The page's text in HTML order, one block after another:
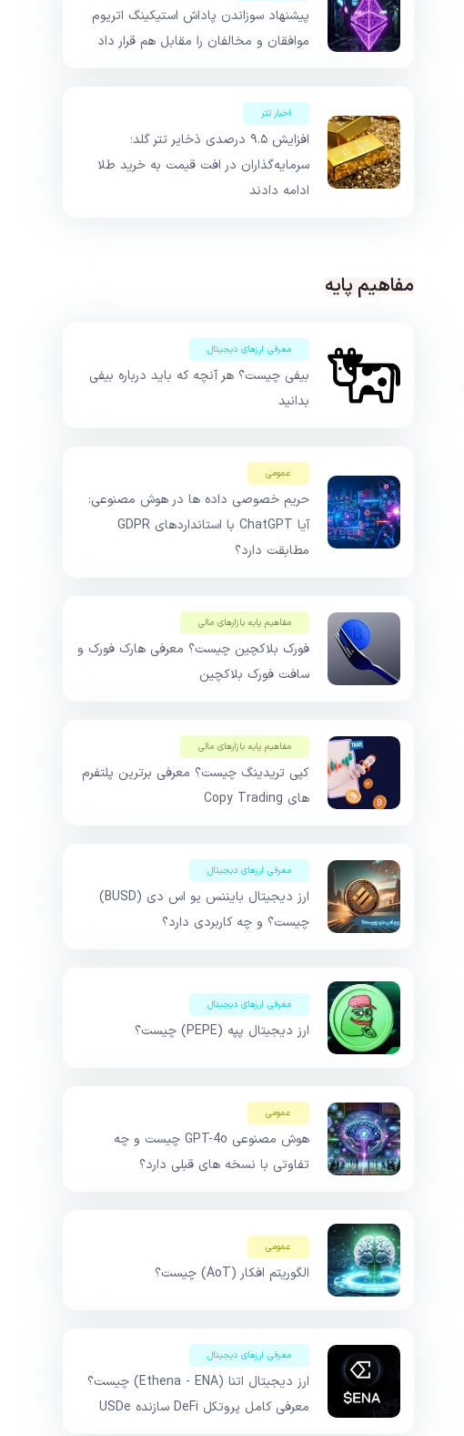
پیشنهاد سوزاندن پاداش استیکینگ اتریوم
موافقان و مخالفان را مقابل هم قرار داد
اخبار تتر
افزایش ۹.۵ درصدی ذخایر تتر گلد؛
سرمایه‌گذاران در افت قیمت به خرید طلا
ادامه دادند
مفاهیم پایه
معرفی ارزهای دیجیتال
بیفی چیست؟ هر آنچه که باید درباره بیفی
بدانید
عمومی
حریم خصوصی داده ها در هوش مصنوعی:
آیا ChatGPT با استانداردهای GDPR
مطابقت دارد؟
مفاهیم پایه بازار‌های مالی
فورک بلاکچین چیست؟ معرفی هارک فورک و
سافت فورک بلاکچین
مفاهیم پایه بازار‌های مالی
کپی تریدینگ چیست؟ معرفی برترین پلتفرم
های Copy Trading
معرفی ارزهای دیجیتال
ارز دیجیتال بایننس یو اس دی (BUSD)
چیست؟ و چه کاربردی دارد؟
معرفی ارزهای دیجیتال
ارز دیجیتال پپه (PEPE) چیست؟
عمومی
هوش مصنوعی GPT-4o چیست و چه
تفاوتی با نسخه های قبلی دارد؟
عمومی
الگوریتم افکار (AoT) چیست؟
معرفی ارزهای دیجیتال
ارز دیجیتال اتنا (Ethena - ENA) چیست؟
معرفی کامل پروتکل DeFi سازنده USDe